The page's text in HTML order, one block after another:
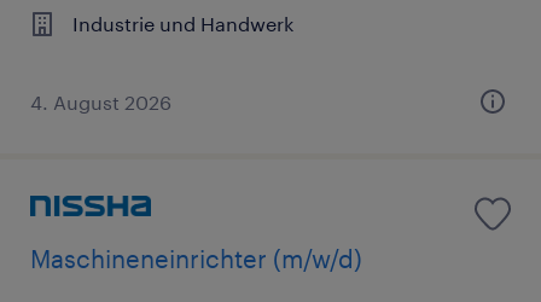
Industrie und Handwerk
4. August 2026
Maschineneinrichter (m/w/d)